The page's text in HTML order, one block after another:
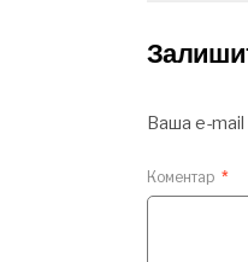
Ваша e-
Коментар *